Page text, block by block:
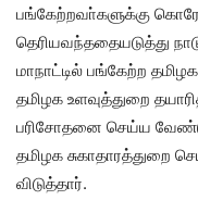
பங்கேற்றவா்களுக்கு
தெரியவந்ததையடுத்து
மாநாட்டில் பங்கேற்ற
தமிழக உளவுத்துறை
பரிசோதனை செய்ய
தமிழக சுகாதாரத்துறை
விடுத்தார்.